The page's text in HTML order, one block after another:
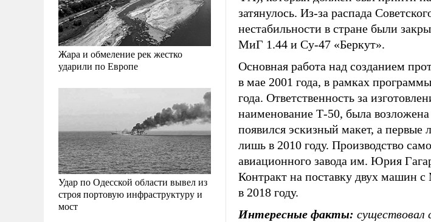
Жара и обмеление рек жестко
ударили по Европе
Удар по Одесской области вывел из
строя портовую инфраструктуру и
мост
затянулось. Из-за распада
нестабильности в стране были
МиГ 1.44 и Су-47 «Беркут».
Основная работа над созданием
в мае 2001 года, в рамках
года. Ответственность за
наименование Т-50, была
появился эскизный макет, а первые
лишь в 2010 году. Производство
авиационного завода им. Юрия
Контракт на поставку двух машин
в 2018 году.
Интересные факты: существовал